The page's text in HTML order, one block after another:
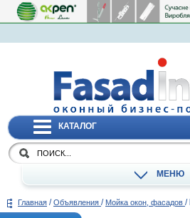
КАТАЛОГ
МЕНЮ
Главная / Объявления / Мойка окон, фасадов /